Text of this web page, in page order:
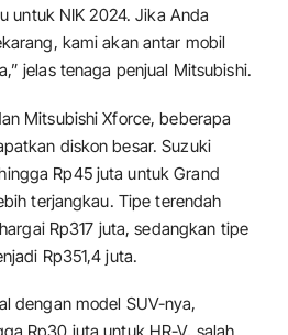
untuk NIK 2024. Jika Anda
kami akan antar mobil
jelas tenaga penjual Mitsubishi.
Mitsubishi Xforce, beberapa
diskon besar. Suzuki
Rp45 juta untuk Grand
terjangkau. Tipe terendah
Rp317 juta, sedangkan tipe
Rp351,4 juta.
dengan model SUV-nya,